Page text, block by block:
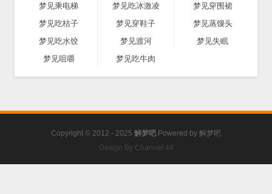
梦见乘电梯
梦见吃冰激凌
梦见穿围裙
梦见吃桔子
梦见穿鞋子
梦见蒸馒头
梦见吃水饺
梦见渡河
梦见失眠
梦见咀嚼
梦见吃牛肉
Copyright © 2012 - 2025 解梦吧 Powered by 解梦吧
Design By Channel 44